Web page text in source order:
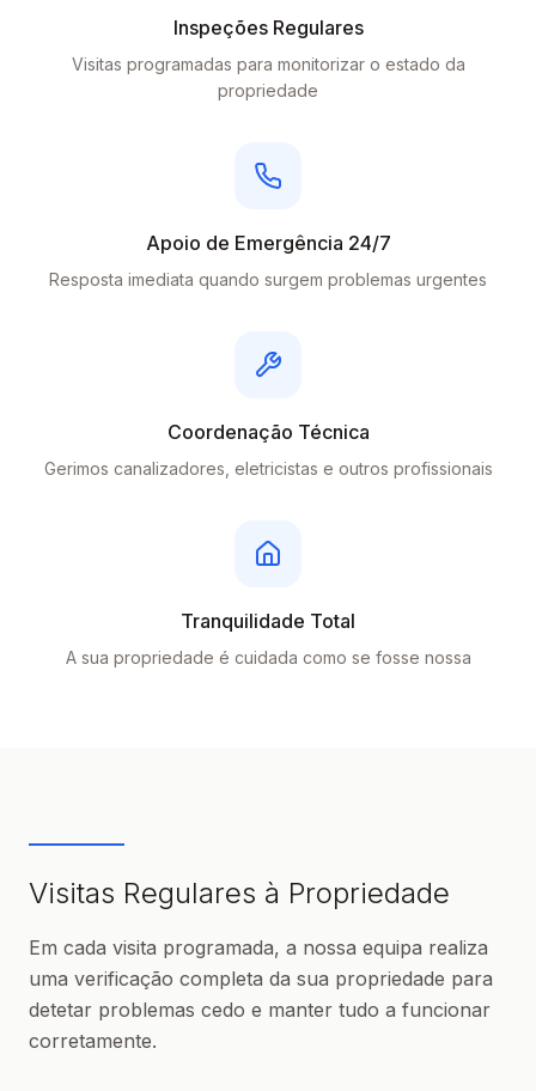
Inspeções Regulares
Visitas programadas para monitorizar o estado da
propriedade
Apoio de Emergência 24/7
Resposta imediata quando surgem problemas urgentes
Coordenação Técnica
Gerimos canalizadores, eletricistas e outros profissionais
Tranquilidade Total
A sua propriedade é cuidada como se fosse nossa
Visitas Regulares à Propriedade
Em cada visita programada, a nossa equipa realiza
uma verificação completa da sua propriedade para
detetar problemas cedo e manter tudo a funcionar
corretamente.